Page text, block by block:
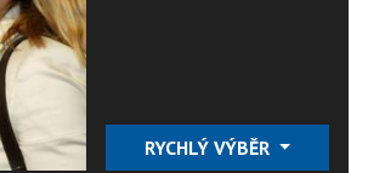
RYCHLÝ VÝBĚR